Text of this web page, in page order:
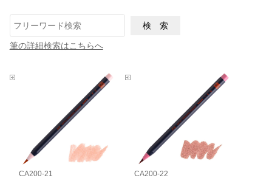
筆の詳細検索はこちらへ
CA200-21
CA200-22